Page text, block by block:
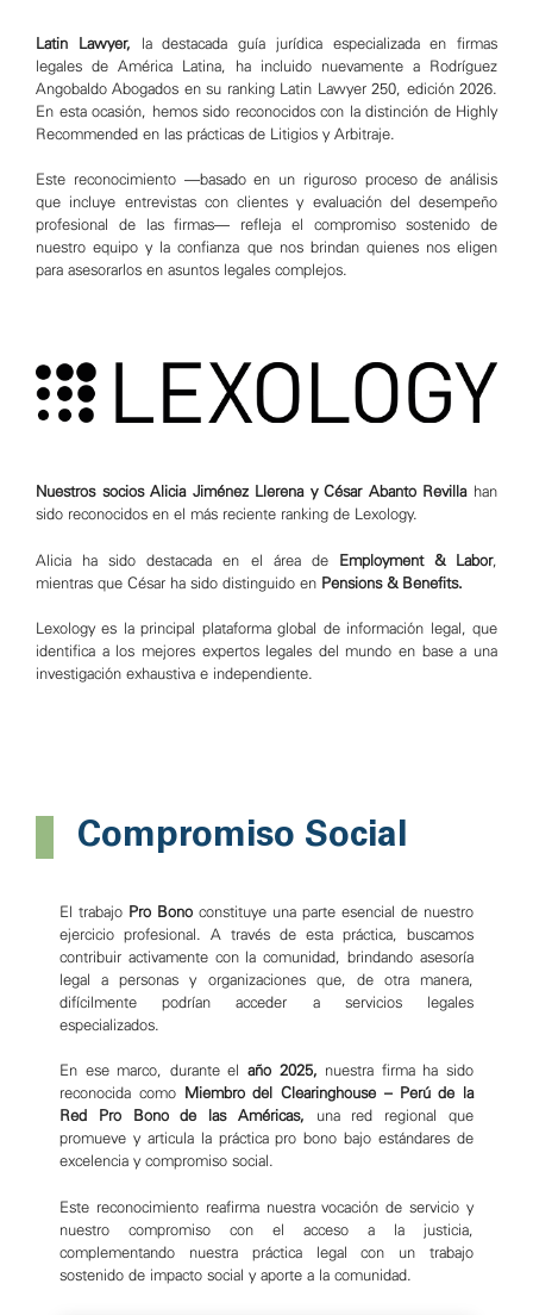
Latin Lawyer, la destacada guía jurídica especializada en firmas
legales de América Latina, ha incluido nuevamente a Rodríguez
Angobaldo Abogados en su ranking Latin Lawyer 250, edición 2026.
En esta ocasión, hemos sido reconocidos con la distinción de Highly
Recommended en las prácticas de Litigios y Arbitraje.
Este reconocimiento —basado en un riguroso proceso de análisis
que incluye entrevistas con clientes y evaluación del desempeño
profesional de las firmas— refleja el compromiso sostenido de
nuestro equipo y la confianza que nos brindan quienes nos eligen
para asesorarlos en asuntos legales complejos.
Nuestros socios Alicia Jiménez Llerena y César Abanto Revillahan
sido reconocidos en el más reciente ranking de Lexology.
Alicia ha sido destacada en el área de Employment & Labor,
mientras que César ha sido distinguido en Pensions & Benefits.
Lexology es la principal plataforma global de información legal, que
identifica a los mejores expertos legales del mundo en base a una
investigación exhaustiva e independiente.
Compromiso Social
El trabajo Pro Bono constituye una parte esencial de nuestro
ejercicio profesional. A través de esta práctica, buscamos
contribuir activamente con la comunidad, brindando asesoría
legal a personas y organizaciones que, de otra manera,
difícilmente podrían acceder a servicios legales
especializados.
En ese marco, durante el año 2025, nuestra firma ha sido
reconocida como
Miembro del Clearinghouse – Perú de la
Red Pro Bono de las Américas, una red regional que
promueve y articula la práctica pro bono bajo estándares de
excelencia y compromiso social.
Este reconocimiento reafirma nuestra vocación de servicio y
nuestro compromiso con el acceso a la justicia,
complementando nuestra práctica legal con un trabajo
sostenido de impacto social y aporte a la comunidad.